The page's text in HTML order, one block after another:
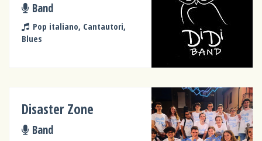
Band
Pop italiano, Cantautori,
Blues
Disaster Zone
Band